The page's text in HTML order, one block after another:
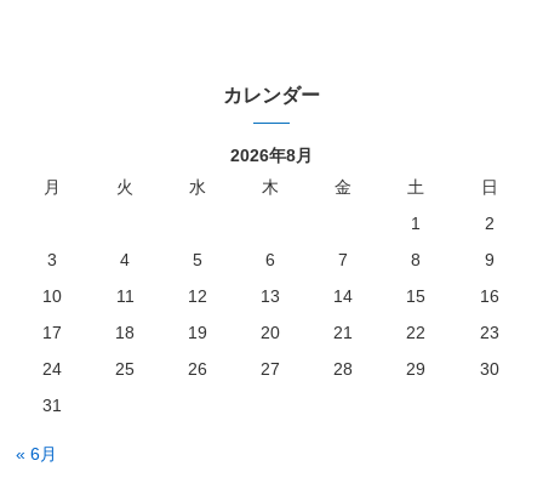
カレンダー
2026年8月
月
火 水 木 金 土
日
1
2
3
4 5 6 7 8
9
10
11 12 13 14 15
16
17
18 19 20 21 22
23
24
25 26 27 28 29
30
31
« 6月